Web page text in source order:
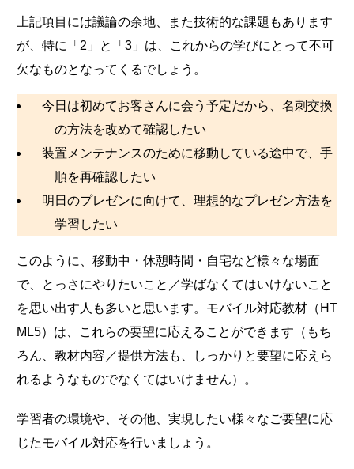
上記項目には議論の余地、また技術的な課題もあります
が、特に「2」と「3」は、これからの学びにとって不可
欠なものとなってくるでしょう。
今日は初めてお客さんに会う予定だから、名刺交換
の方法を改めて確認したい
装置メンテナンスのために移動している途中で、手
順を再確認したい
明日のプレゼンに向けて、理想的なプレゼン方法を
学習したい
このように、移動中・休憩時間・自宅など様々な場面
で、とっさにやりたいこと／学ばなくてはいけないこと
を思い出す人も多いと思います。モバイル対応教材（HT
ML5）は、これらの要望に応えることができます（もち
ろん、教材内容／提供方法も、しっかりと要望に応えら
れるようなものでなくてはいけません）。
学習者の環境や、その他、実現したい様々なご要望に応
じたモバイル対応を行いましょう。